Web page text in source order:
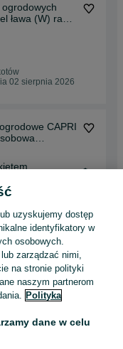
ława (W) rama
komplet
02 sierpnia 2026
CAPRI
na taras ,
, wygodna ,
daszkiem
CAPRI sofa
łóżko 2
02 sierpnia 2026
uzyskujemy dostęp
identyfikatory w
osobowych.
zarządzać nimi,
na stronie polityki
naszym partnerom
Polityka
dane w celu